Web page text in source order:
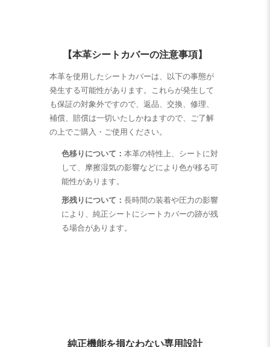
【本革シートカバーの注意事項】
本革を使用したシートカバーは、以下の事態が
発生する可能性があります。これらが発生して
も保証の対象外ですので、返品、交換、修理、
補償、賠償は一切いたしかねますので、ご了解
の上でご購入・ご使用ください。
色移りについて： 本革の特性上、シートに対
して、摩擦湿気の影響などにより色が移る可
能性があります。
形残りについて： 長時間の装着や圧力の影響
により、純正シートにシートカバーの跡が残
る場合があります。
純正機能を損なわない専用設計